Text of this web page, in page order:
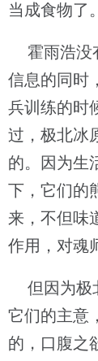
当成食物了。
霍雨浩没
信息的同时
兵训练的时
过，极北冰
的。因为生
下，它们的
来，不但味
作用，对魂
但因为极
它们的主意
的，口腹之